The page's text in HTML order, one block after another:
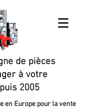
de pièces
à votre
2005
en Europe pour la vente